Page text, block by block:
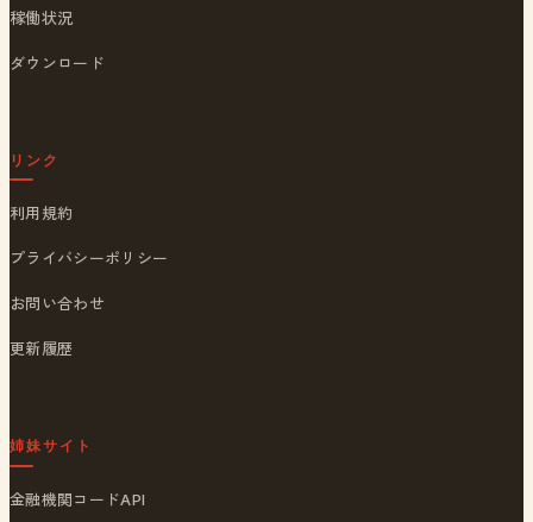
稼働状況
ダウンロード
リンク
利用規約
プライバシーポリシー
お問い合わせ
更新履歴
姉妹サイト
金融機関コードAPI